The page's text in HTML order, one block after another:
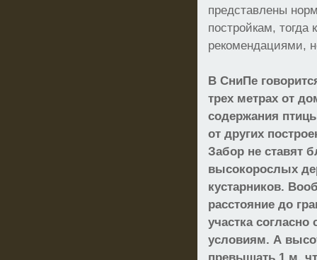
представлены
постройкам, тогда
рекомендациями,
В СниПе
трех метрах от
содержания
от других
Забор не ставят
высокорослых
кустарников.
расстояние до
участка
условиям. А